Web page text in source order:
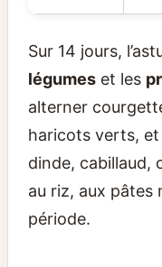
Sur 14 jours,
légumeset les
alterner
haricots verts,
dinde, cabillaud,
au riz, aux pâtes
période.